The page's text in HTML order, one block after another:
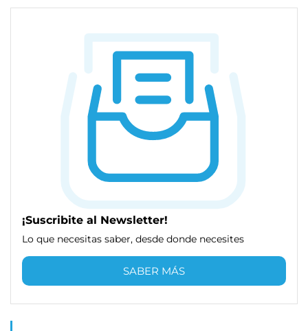
¡Suscribite al Newsletter!
Lo que necesitas saber, desde donde necesites
SABER MÁS